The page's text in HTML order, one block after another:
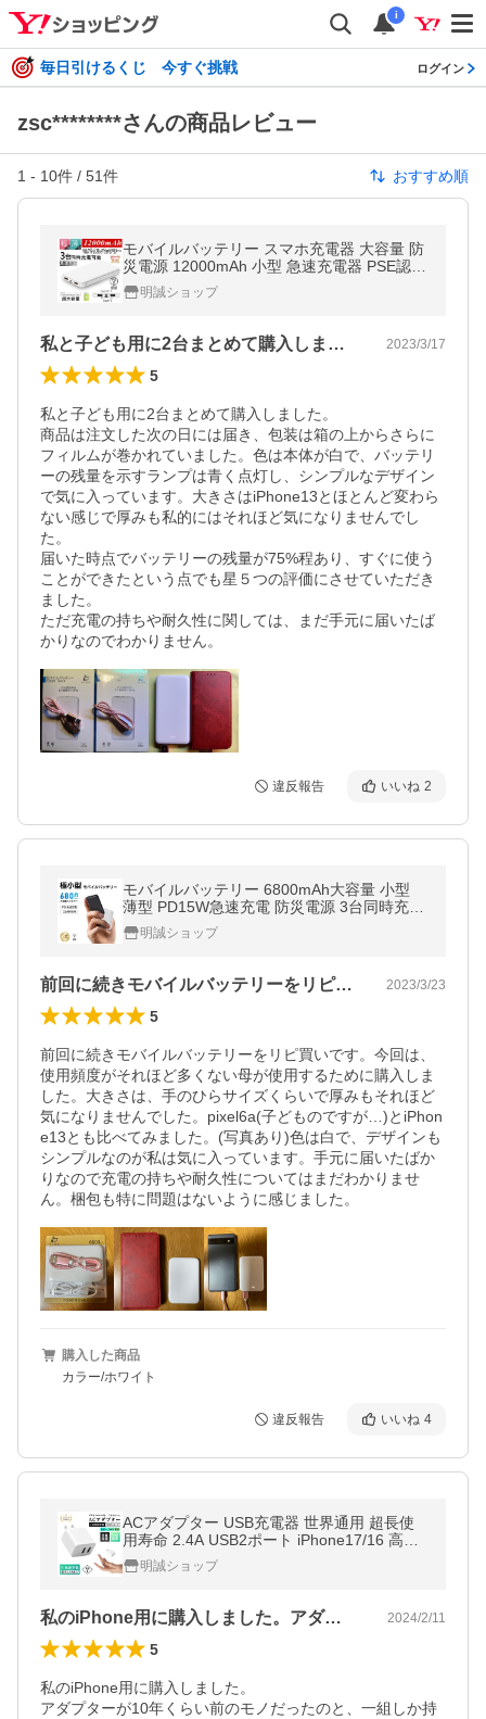
i
毎日引けるくじ 今すぐ挑戦 ログイン
zsc********さんの商品レビュー
1 - 10件 / 51件 おすすめ順
モバイルバッテリー スマホ充電器 大容量 防
災電源 12000mAh 小型 急速充電器 PSE認証
済 3台同時充電 iPhone/iPad/Android対応【P
L保険加入済み製品・安心】
明誠ショップ
私と子ども用に2台まとめて購入しました… 2023/3/17
5
私と子ども用に2台まとめて購入しました。
商品は注文した次の日には届き、包装は箱の上からさらに
フィルムが巻かれていました。色は本体が白で、バッテリ
ーの残量を示すランプは青く点灯し、シンプルなデザイン
で気に入っています。大きさはiPhone13とほとんど変わら
ない感じで厚みも私的にはそれほど気になりませんでし
た。
届いた時点でバッテリーの残量が75%程あり、すぐに使う
ことができたという点でも星５つの評価にさせていただき
ました。
ただ充電の持ちや耐久性に関しては、まだ手元に届いたば
かりなのでわかりません。
違反報告 いいね 2
モバイルバッテリー 6800mAh大容量 小型
薄型 PD15W急速充電 防災電源 3台同時充電
iPhone17/iPhoneAir/16e充電 コンパクト 超
軽量【PL保険加入済み製品・安心】
明誠ショップ
前回に続きモバイルバッテリーをリピ買い… 2023/3/23
5
前回に続きモバイルバッテリーをリピ買いです。今回は、
使用頻度がそれほど多くない母が使用するために購入しま
した。大きさは、手のひらサイズくらいで厚みもそれほど
気になりませんでした。pixel6a(子どものですが…)とiPhon
e13とも比べてみました。(写真あり)色は白で、デザインも
シンプルなのが私は気に入っています。手元に届いたばか
りなので充電の持ちや耐久性についてはまだわかりませ
ん。梱包も特に問題はないように感じました。
購入した商品
カラー/ホワイト
違反報告 いいね 4
ACアダプター USB充電器 世界通用 超長使
用寿命 2.4A USB2ポート iPhone17/16 高品
質 PSE認証 スマホ充電器 ACコンセント 急
速充電【PL保険加入済み製品・安心】
明誠ショップ
私のiPhone用に購入しました。アダ… 2024/2/11
5
私のiPhone用に購入しました。
アダプターが10年くらい前のモノだったのと、一組しか持